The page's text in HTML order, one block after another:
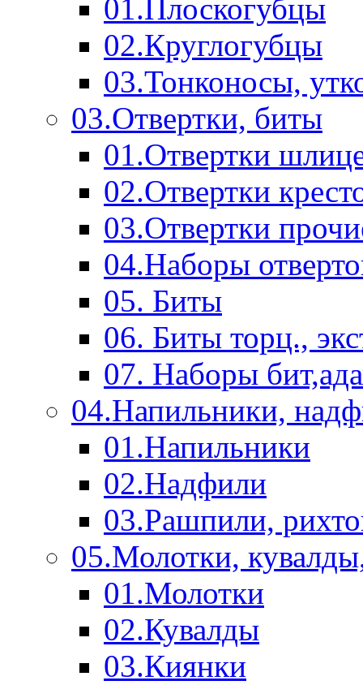
01.Плоскогубцы
02.Круглогубцы
03.Тонконосы,
03.Отвертки, биты
01.Отвертки
02.Отвертки
03.Отвертки
04.Наборы
05. Биты
06. Биты торц.,
07. Наборы
04.Напильники,
01.Напильники
02.Надфили
03.Рашпили,
05.Молотки,
01.Молотки
02.Кувалды
03.Киянки